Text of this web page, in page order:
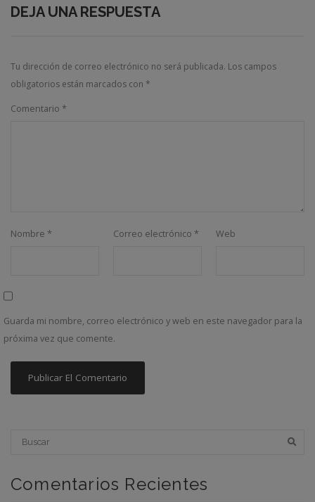
DEJA UNA RESPUESTA
Tu dirección de correo electrónico no será publicada. Los campos
obligatorios están marcados con *
Comentario *
Nombre * Correo electrónico * Web
Guarda mi nombre, correo electrónico y web en este navegador para la
próxima vez que comente.
Comentarios Recientes